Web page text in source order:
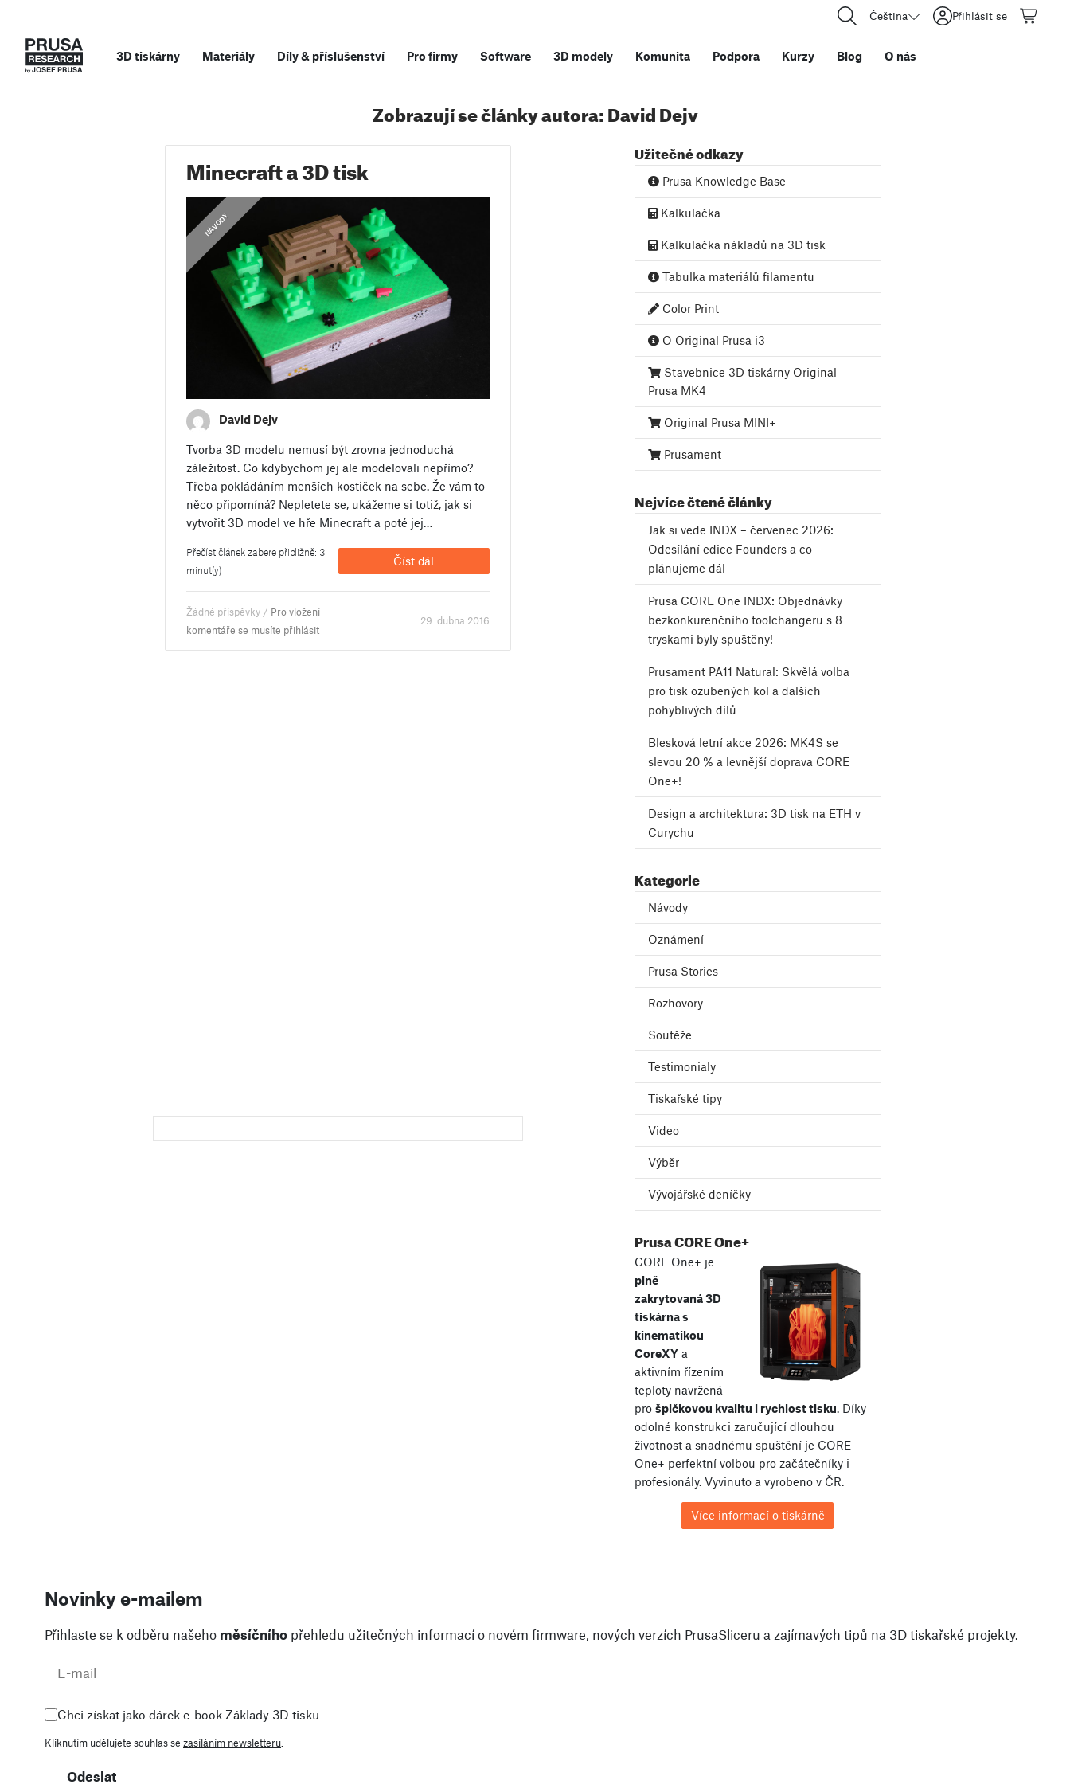
Čeština Přihlásit se
3D tiskárny Materiály Díly& příslušenství Pro firmy Software 3D modely Komunita Podpora Kurzy Blog O nás
Zobrazují se články autora: David Dejv
Minecraft a 3D tisk
NÁVODY
David Dejv
Tvorba 3D modelu nemusí být zrovna jednoduchá
záležitost. Co kdybychom jej ale modelovali nepřímo?
Třeba pokládáním menších kostiček na sebe. Že vám to
něco připomíná? Nepletete se, ukážeme si totiž, jak si
vytvořit 3D model ve hře Minecraft a poté jej…
Přečíst článek zabere přibližně: 3
minut(y)
Číst dál
Žádné příspěvky / Pro vložení
komentáře se musíte přihlásit
29. dubna 2016
Užitečné odkazy
Prusa Knowledge Base
Kalkulačka
Kalkulačka nákladů na 3D tisk
Tabulka materiálů filamentu
Color Print
O Original Prusa i3
Stavebnice 3D tiskárny Original
Prusa MK4
Original Prusa MINI+
Prusament
Nejvíce čtené články
Jak si vede INDX – červenec 2026:
Odesílání edice Founders a co
plánujeme dál
Prusa CORE One INDX: Objednávky
bezkonkurenčního toolchangeru s 8
tryskami byly spuštěny!
Prusament PA11 Natural: Skvělá volba
pro tisk ozubených kol a dalších
pohyblivých dílů
Blesková letní akce 2026: MK4S se
slevou 20 % a levnější doprava CORE
One+!
Design a architektura: 3D tisk na ETH v
Curychu
Kategorie
Návody
Oznámení
Prusa Stories
Rozhovory
Soutěže
Testimonialy
Tiskařské tipy
Video
Výběr
Vývojářské deníčky
Prusa CORE One+
CORE One+ je
plně
zakrytovaná 3D
tiskárna s
kinematikou
CoreXYa
aktivním řízením
teploty navržená
pro špičkovou kvalitu i rychlost tisku. Díky
odolné konstrukci zaručující dlouhou
životnost a snadnému spuštění je CORE
One+ perfektní volbou pro začátečníky i
profesionály. Vyvinuto a vyrobeno v ČR.
Více informací o tiskárně
Novinky e-mailem
Přihlaste se k odběru našeho měsíčního přehledu užitečných informací o novém firmware, nových verzích PrusaSliceru a zajímavých tipů na 3D tiskařské projekty.
Chci získat jako dárek e-book Základy 3D tisku
Kliknutím udělujete souhlas se zasíláním newsletteru
Odeslat